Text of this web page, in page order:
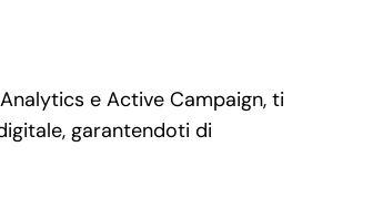
e Active Campaign, ti
garantendoti di